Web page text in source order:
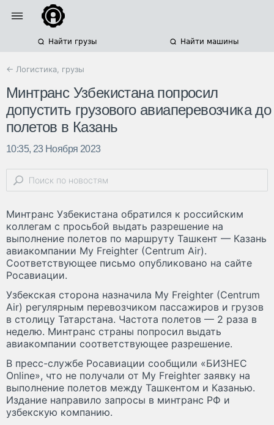
Найти грузы Найти машины
← Логистика, грузы
Минтранс Узбекистана попросил
допустить грузового авиаперевозчика до
полетов в Казань
10:35, 23 Ноября 2023
Минтранс Узбекистана обратился к российским
коллегам с просьбой выдать разрешение на
выполнение полетов по маршруту Ташкент — Казань
авиакомпании My Freighter (Centrum Air).
Соответствующее письмо опубликовано на сайте
Росавиации.
Узбекская сторона назначила My Freighter (Centrum
Air) регулярным перевозчиком пассажиров и грузов
в столицу Татарстана. Частота полетов — 2 раза в
неделю. Минтранс страны попросил выдать
авиакомпании соответствующее разрешение.
В пресс-службе Росавиации сообщили «БИЗНЕС
Online», что не получали от My Freighter заявку на
выполнение полетов между Ташкентом и Казанью.
Издание направило запросы в минтранс РФ и
узбекскую компанию.